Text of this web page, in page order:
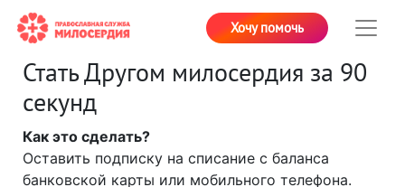
Хочу помочь
Стать Другом милосердия за 90
секунд
Как это сделать?
Оставить подписку на списание с баланса
банковской карты или мобильного телефона.